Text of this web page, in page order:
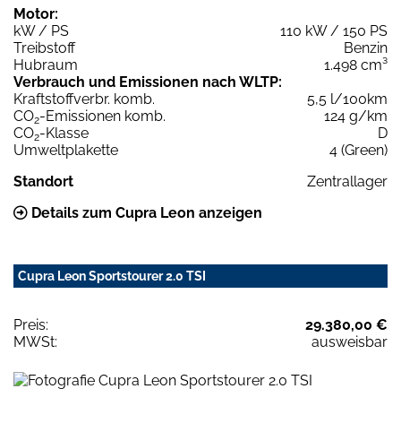
Motor:
kW / PS
110 kW / 150 PS
Treibstoff
Benzin
Hubraum
1.498 cm³
Verbrauch und Emissionen nach WLTP:
Kraftstoffverbr. komb.
5,5 l/100km
CO2-Emissionen komb.
124 g/km
CO2-Klasse
D
Umweltplakette
4 (Green)
Standort
Zentrallager
Details zum Cupra Leon anzeigen
Cupra Leon Sportstourer 2.0 TSI
Preis:
29.380,00 €
MWSt:
ausweisbar